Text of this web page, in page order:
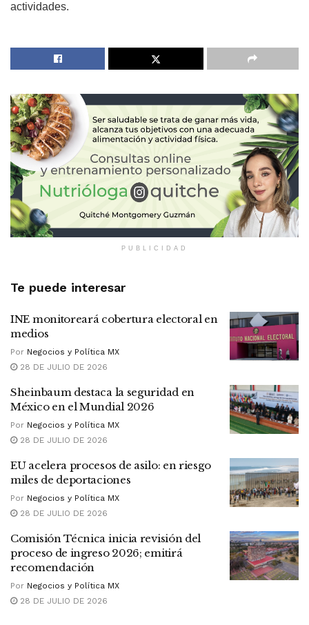
actividades.
PUBLICIDAD
Te puede interesar
INE monitoreará cobertura electoral en
medios
Por Negocios y Política MX
28 DE JULIO DE 2026
Sheinbaum destaca la seguridad en
México en el Mundial 2026
Por Negocios y Política MX
28 DE JULIO DE 2026
EU acelera procesos de asilo: en riesgo
miles de deportaciones
Por Negocios y Política MX
28 DE JULIO DE 2026
Comisión Técnica inicia revisión del
proceso de ingreso 2026; emitirá
recomendación
Por Negocios y Política MX
28 DE JULIO DE 2026